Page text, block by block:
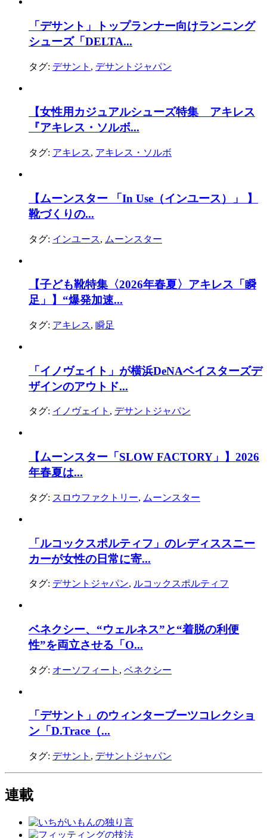
「デサント」トップランナー向けランニング
シューズ「DELTA...
タグ: デサント , デサントジャパン
【女性用カジュアルシューズ特集 アキレス
『アキレス・ソルボ...
タグ: アキレス, アキレス・ソルボ
【ムーンスター 「In Use（インユース）」 】
靴づくりの...
タグ: インユース, ムーンスター
【子ども靴特集〈2026年春夏〉アキレス「瞬
足」】“爆発加速...
タグ: アキレス, 瞬足
「イノヴェイト」が横浜DeNAベイスターズデ
ザインのアウトド...
タグ: イノヴェイト , デサントジャパン
【ムーンスター「SLOW FACTORY」】2026
年春夏は...
タグ: スロウファクトリー, ムーンスター
「ルコックスポルティフ」のレディススニー
カーが女性の日常に寄...
タグ: デサントジャパン, ルコックスポルティフ
ベネクシー、“ウェルネス”と“着脱の利便
性”を両立させる「O...
タグ: オーソフィート , ベネクシー
「デサント」のウィンターブーツコレクショ
ン「D.Trace（...
タグ: デサント , デサントジャパン
連載